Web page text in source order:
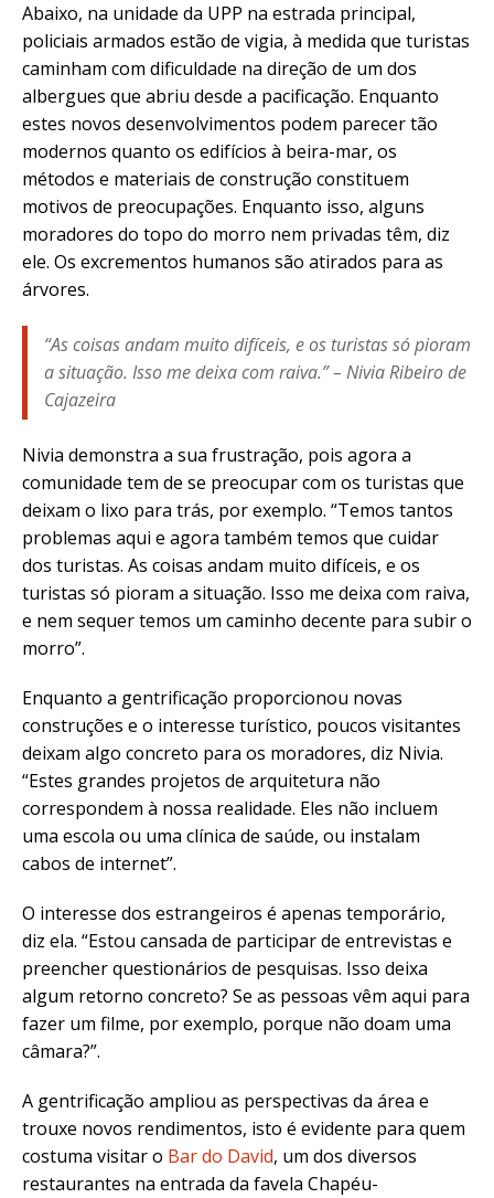
Abaixo, na unidade da UPP na estrada principal,
policiais armados estão de vigia, à medida que turistas
caminham com dificuldade na direção de um dos
albergues que abriu desde a pacificação. Enquanto
estes novos desenvolvimentos podem parecer tão
modernos quanto os edifícios à beira-mar, os
métodos e materiais de construção constituem
motivos de preocupações. Enquanto isso, alguns
moradores do topo do morro nem privadas têm, diz
ele. Os excrementos humanos são atirados para as
árvores.
“As coisas andam muito difíceis, e os turistas só pioram
a situação. Isso me deixa com raiva.” – Nivia Ribeiro de
Cajazeira
Nivia demonstra a sua frustração, pois agora a
comunidade tem de se preocupar com os turistas que
deixam o lixo para trás, por exemplo. “Temos tantos
problemas aqui e agora também temos que cuidar
dos turistas. As coisas andam muito difíceis, e os
turistas só pioram a situação. Isso me deixa com raiva,
e nem sequer temos um caminho decente para subir o
morro”.
Enquanto a gentrificação proporcionou novas
construções e o interesse turístico, poucos visitantes
deixam algo concreto para os moradores, diz Nivia.
“Estes grandes projetos de arquitetura não
correspondem à nossa realidade. Eles não incluem
uma escola ou uma clínica de saúde, ou instalam
cabos de internet”.
O interesse dos estrangeiros é apenas temporário,
diz ela. “Estou cansada de participar de entrevistas e
preencher questionários de pesquisas. Isso deixa
algum retorno concreto? Se as pessoas vêm aqui para
fazer um filme, por exemplo, porque não doam uma
câmara?”.
A gentrificação ampliou as perspectivas da área e
trouxe novos rendimentos, isto é evidente para quem
costuma visitar o Bar do David, um dos diversos
restaurantes na entrada da favela Chapéu-